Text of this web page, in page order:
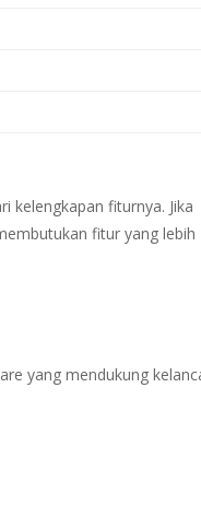
kelengkapan fiturnya. Jika
fitur yang lebih
yang mendukung